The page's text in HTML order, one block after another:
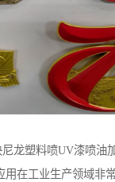
龙塑料喷UV漆喷油
用在工业生产领域非